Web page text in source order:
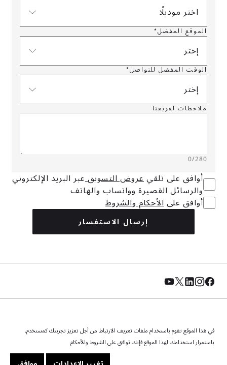
اختر موديلًا
الموقع المفضل*
إختر
الوقت المفضل للتواصل*
إختر
ملاحظات لفريقنا
0/280
أوافق على تلقيعروض التسويق عبر البريد الإلكتروني
والرسائل القصيرة وواتساب والهاتف
أوافق علىالأحكام والشروط
إرسال الاستفسار
© الفطيم 2026. جميع الحقوق محفوظة.
سياسة الخصوصيةالشروط والأحكامسياسة ملفات تعريف الارتباط
خريطة الموقع
في هذا الموقع نقوم باستخدام ملفات تعريف الارتباط من أجل تعزيز تجربتك كمستخدم.
باستمرار استخدامك لهذا الموقع فإنك توافق على الشروط والأحكام